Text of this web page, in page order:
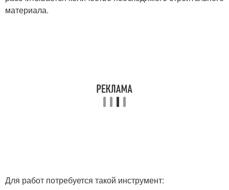
материала.
Для работ потребуется такой инструмент: